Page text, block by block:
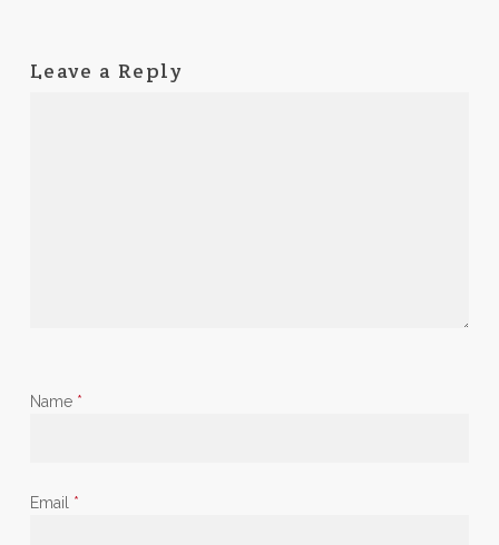
Leave a Reply
Name *
Email *